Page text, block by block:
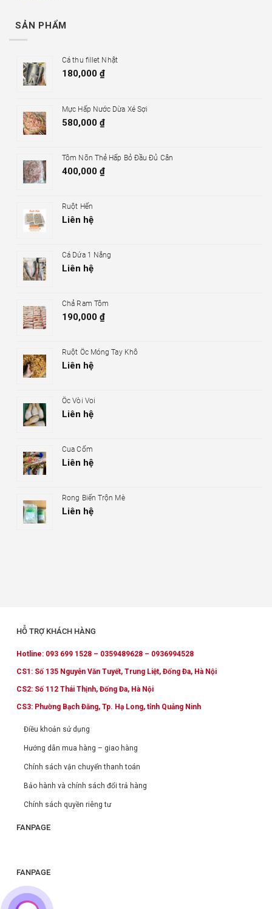
SẢN PHẨM
Cá thu fillet Nhật
180,000 ₫
Mực Hấp Nước Dừa Xé Sợi
580,000 ₫
Tôm Nõn Thẻ Hấp Bỏ Đầu Đủ Cân
400,000 ₫
Ruột Hến
Liên hệ
Cá Dứa 1 Nắng
Liên hệ
Chả Ram Tôm
190,000 ₫
Ruột Ốc Móng Tay Khô
Liên hệ
Ốc Vòi Voi
Liên hệ
Cua Cốm
Liên hệ
Rong Biển Trộn Mè
Liên hệ
HỖ TRỢ KHÁCH HÀNG
Hotline: 093 699 1528 – 0359489628 – 0936994528
CS1: Số 135 Nguyễn Văn Tuyết, Trung Liệt, Đống Đa, Hà Nội
CS2: Số 112 Thái Thịnh, Đống Đa, Hà Nội
CS3: Phường Bạch Đằng, Tp. Hạ Long, tỉnh Quảng Ninh
Điều khoản sử dụng
Hướng dẫn mua hàng – giao hàng
Chính sách vận chuyển thanh toán
Bảo hành và chính sách đổi trả hàng
Chính sách quyền riêng tư
FANPAGE
FANPAGE